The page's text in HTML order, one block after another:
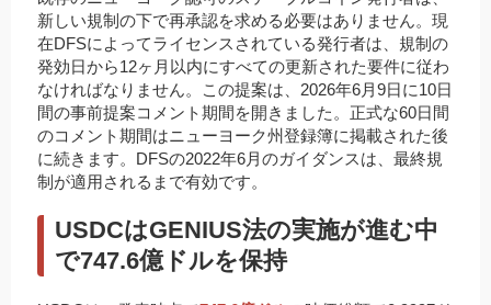
新しい規制の下で再承認を求める必要はありません。現
在DFSによってライセンスされている発行者は、規制の
発効日から12ヶ月以内にすべての更新された要件に従わ
なければなりません。この提案は、2026年6月9日に10日
間の事前提案コメント期間を開きました。正式な60日間
のコメント期間はニューヨーク州登録簿に掲載された後
に続きます。DFSの2022年6月のガイダンスは、最終規
制が適用されるまで有効です。
USDCはGENIUS法の実施が進む中
で747.6億ドルを保持